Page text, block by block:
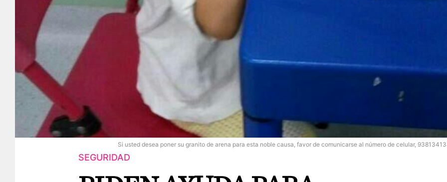
Si usted desea poner su granito de arena para esta noble causa, favor de comunicarse al número de celular,
SEGURIDAD